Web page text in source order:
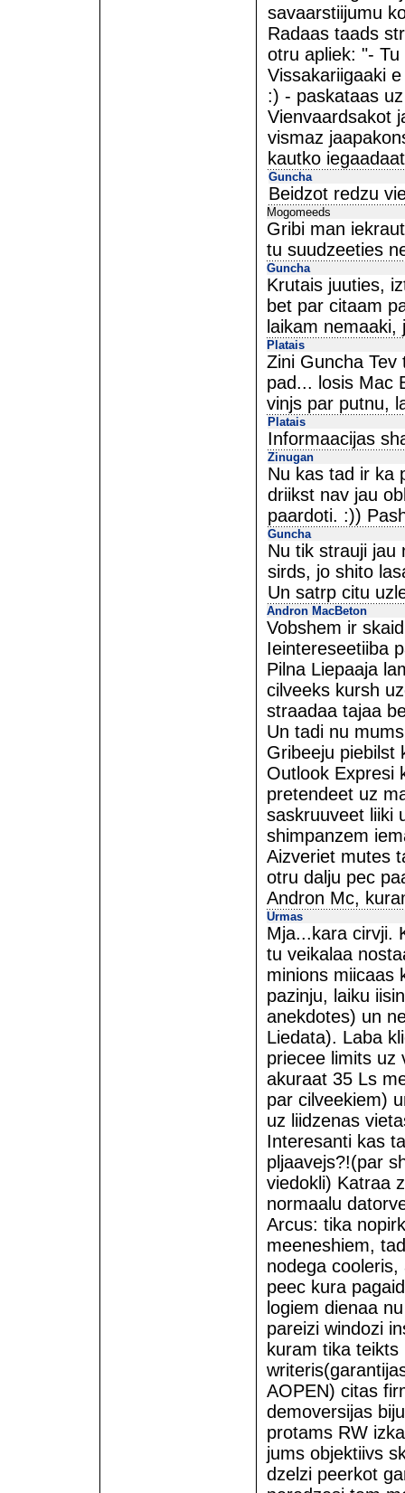
savaarstiijumu
Radaas taads
otru apliek: "-
Vissakariigaaki
:) - paskataas
Vienvaardsakot
vismaz
kautko
Guncha
Beidzot redzu
Mogomeeds
Gribi man
tu suudzeeties
Guncha
Krutais juuties,
bet par citaam
laikam
Platais
Zini Guncha Tev
pad... losis Mac
vinjs par putnu,
Platais
Informaacijas
Zinugan
Nu kas tad ir ka
driikst nav jau
paardoti. :))
Guncha
Nu tik strauji jau
sirds, jo shito
Un satrp citu
Andron MacBeton
Vobshem ir
Ieintereseetiiba
Pilna Liepaaja
cilveeks kursh
straadaa tajaa
Un tadi nu
Gribeeju piebilst
Outlook Expresi
pretendeet uz
saskruuveet liiki
shimpanzem
Aizveriet mutes
otru dalju pec
Andron Mc,
Urmas
Mja...kara cirvji.
tu veikalaa
minions miicaas
pazinju, laiku
anekdotes) un
Liedata). Laba
priecee limits uz
akuraat 35 Ls
par cilveekiem)
uz liidzenas
Interesanti kas
pljaavejs?!(par
viedokli) Katraa
normaalu
Arcus: tika
meeneshiem,
nodega
peec kura
logiem dienaa
pareizi windozi
kuram tika
AOPEN) citas
demoversijas
protams RW
jums objektiivs
dzelzi peerkot